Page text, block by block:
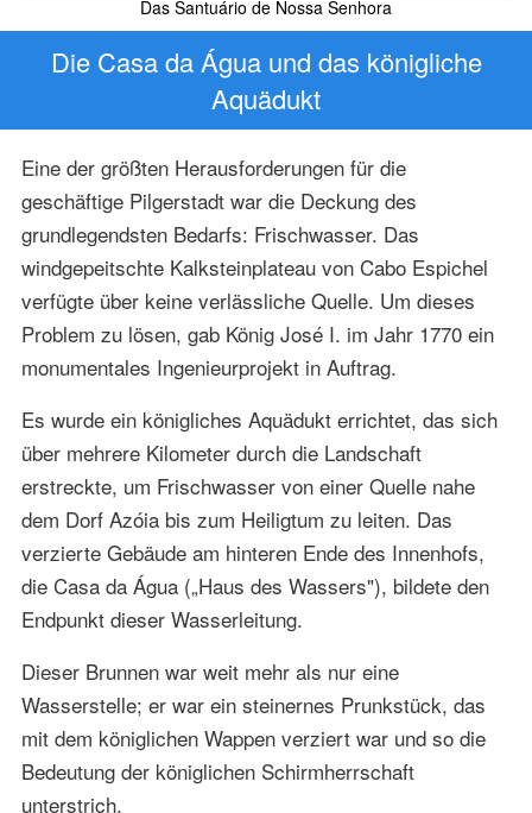
Das Santuário de Nossa Senhora
Die Casa da Água und das königliche
Aquädukt
Eine der größten Herausforderungen für die
geschäftige Pilgerstadt war die Deckung des
grundlegendsten Bedarfs: Frischwasser. Das
windgepeitschte Kalksteinplateau von Cabo Espichel
verfügte über keine verlässliche Quelle. Um dieses
Problem zu lösen, gab König José I. im Jahr 1770 ein
monumentales Ingenieurprojekt in Auftrag.
Es wurde ein königliches Aquädukt errichtet, das sich
über mehrere Kilometer durch die Landschaft
erstreckte, um Frischwasser von einer Quelle nahe
dem Dorf Azóia bis zum Heiligtum zu leiten. Das
verzierte Gebäude am hinteren Ende des Innenhofs,
die Casa da Água („Haus des Wassers"), bildete den
Endpunkt dieser Wasserleitung.
Dieser Brunnen war weit mehr als nur eine
Wasserstelle; er war ein steinernes Prunkstück, das
mit dem königlichen Wappen verziert war und so die
Bedeutung der königlichen Schirmherrschaft
unterstrich.